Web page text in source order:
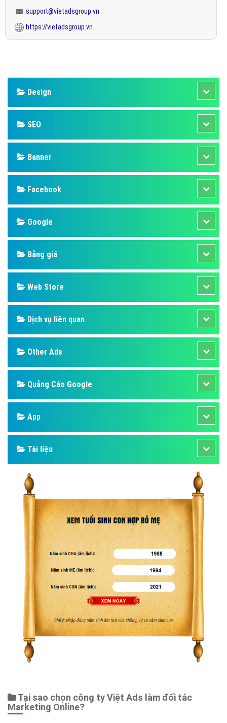
support@vietadsgroup.vn
https://vietadsgroup.vn
Design
SEO
Banner
Facebook
Google
Bảng giá
Web Store
Dịch vụ liên quan
Other Ads
Quảng Cáo Google
App